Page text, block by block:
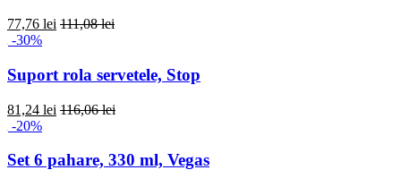
77,76 lei 111,08 lei
-30%
Suport rola servetele, Stop
81,24 lei 116,06 lei
-20%
Set 6 pahare, 330 ml, Vegas